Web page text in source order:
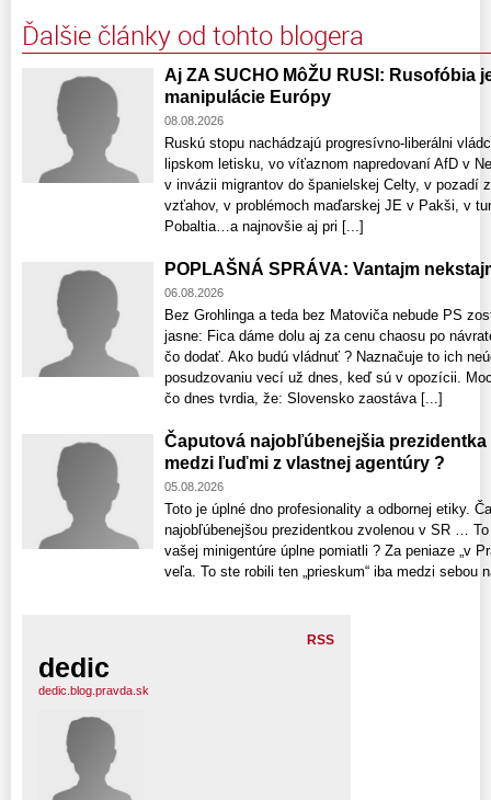
Ďalšie články od tohto blogera
Aj ZA SUCHO MôŽU RUSI: Rusofóbia
manipulácie Európy
08.08.2026
Ruskú stopu nachádzajú progresívno-liberálni
lipskom letisku, vo víťaznom napredovaní AfD v
v invázii migrantov do španielskej Celty, v pozadí
vzťahov, v problémoch maďarskej JE v Pakši, v
Pobaltia…a najnovšie aj pri [...]
POPLAŠNÁ SPRÁVA: Vantajm
06.08.2026
Bez Grohlinga a teda bez Matoviča nebude PS
jasne: Fica dáme dolu aj za cenu chaosu po
čo dodať. Ako budú vládnuť ? Naznačuje to ich
posudzovaniu vecí už dnes, keď sú v opozícii.
čo dnes tvrdia, že: Slovensko zaostáva [...]
Čaputová najobľúbenejšia
medzi ľuďmi z vlastnej agentúry ?
05.08.2026
Toto je úplné dno profesionality a odbornej etiky.
najobľúbenejšou prezidentkou zvolenou v SR …
vašej minigentúre úplne pomiatli ? Za peniaze „v
veľa. To ste robili ten „prieskum“ iba medzi sebou
RSS
dedic
dedic.blog.pravda.sk